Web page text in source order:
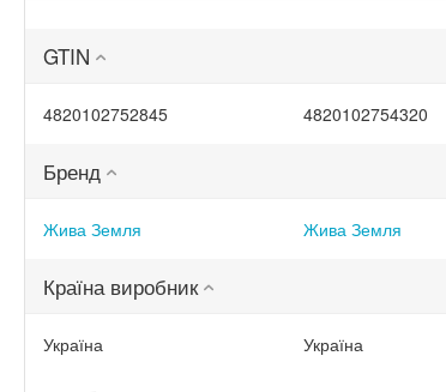
GTIN
4820102752845 4820102754320
Бренд
Жива Земля Жива Земля
Країна виробник
Україна Україна